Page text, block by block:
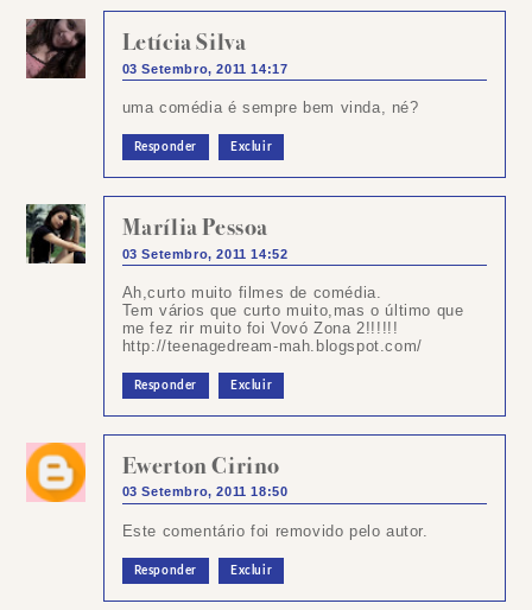
Letícia Silva
03 Setembro, 2011 14:17
uma comédia é sempre bem vinda, né?
Responder Excluir
Marília Pessoa
03 Setembro, 2011 14:52
Ah,curto muito filmes de comédia.
Tem vários que curto muito,mas o último que
me fez rir muito foi Vovó Zona 2!!!!!!
http://teenagedream-mah.blogspot.com/
Responder Excluir
Ewerton Cirino
03 Setembro, 2011 18:50
Este comentário foi removido pelo autor.
Responder Excluir